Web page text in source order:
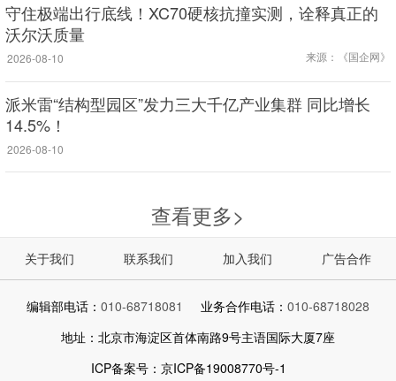
守住极端出行底线！XC70硬核抗撞实测，诠释真正的
沃尔沃质量
2026-08-10 来源：《国企网》
派米雷“结构型园区”发力三大千亿产业集群 同比增长
14.5%！
2026-08-10
查看更多>
关于我们 联系我们 加入我们 广告合作
编辑部电话： 010-68718081 业务合作电话： 010-68718028
地址：北京市海淀区首体南路9号主语国际大厦7座
ICP备案号：京ICP备19008770号-1